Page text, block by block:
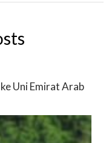
Uni Emirat Arab